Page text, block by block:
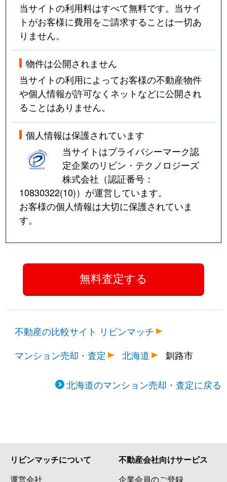
当サイトの利用料はすべて無料です。当サイ
トがお客様に費用をご請求することは一切あ
りません。
物件は公開されません
当サイトの利用によってお客様の不動産物件
や個人情報が許可なくネットなどに公開され
ることはありません。
個人情報は保護されています
当サイトはプライバシーマーク認
定企業のリビン・テクノロジーズ
株式会社（認証番号：
10830322(10)）が運営しています。
お客様の個人情報は大切に保護されていま
す。
不動産の比較サイト リビンマッチ
マンション売却・査定
北海道 釧路市
北海道のマンション売却・査定に戻る
リビンマッチについて
運営会社
不動産会社向けサービス
企業会員のご登録